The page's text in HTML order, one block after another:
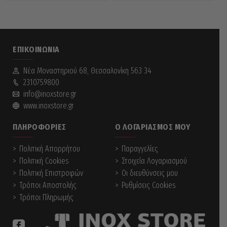
ΕΠΙΚΟΙΝΩΝΊΑ
Νέα Mοναστηριού 68, Θεσσαλονίκη 563 34
2310759800
info@inoxstore.gr
www.inoxstore.gr
ΠΛΗΡΟΦΟΡΊΕΣ
Πολιτική Απορρήτου
Πολιτική Cookies
Πολιτική Επιστροφών
Τρόποι Αποστολής
Τρόποι Πληρωμής
Ο ΛΟΓΑΡΙΑΣΜΌΣ ΜΟΥ
Παραγγελίες
Στοιχεία Λογαριασμού
Οι διευθύνσεις μου
Ρυθμίσεις Cookies